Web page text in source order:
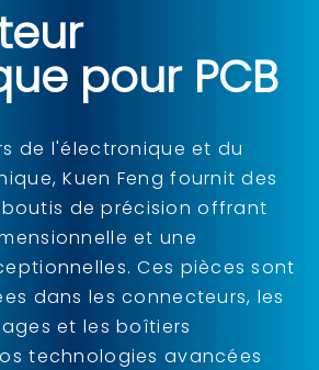
pour PCB
de l'électronique et du
Kuen Feng fournit des
de précision offrant
et une
Ces pièces sont
dans les connecteurs, les
et les boîtiers
technologies avancées